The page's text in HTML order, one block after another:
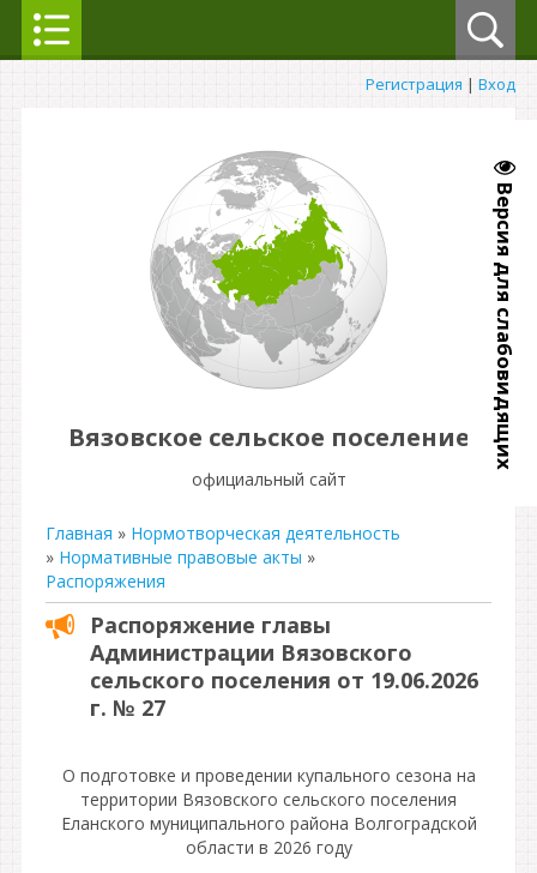
Версия для слабовидящих
Регистрация | Вход
Вязовское сельское поселение
официальный сайт
Главная » Нормотворческая деятельность
» Нормативные правовые акты »
Распоряжения
Распоряжение главы
Администрации Вязовского
сельского поселения от 19.06.2026
г. № 27
О подготовке и проведении купального сезона на
территории Вязовского сельского поселения
Еланского муниципального района Волгоградской
области в 2026 году